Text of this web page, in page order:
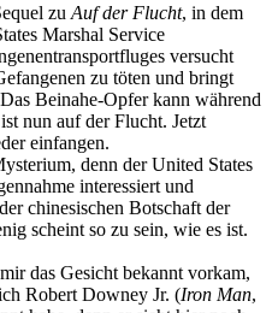
zu Auf der Flucht, in dem
Marshal Service
versucht
zu töten und bringt
Beinahe-Opfer kann während
nun auf der Flucht. Jetzt
einfangen.
denn der United States
interessiert und
chinesischen Botschaft der
scheint so zu sein, wie es ist.
das Gesicht bekannt vorkam,
Robert Downey Jr. (Iron Man,